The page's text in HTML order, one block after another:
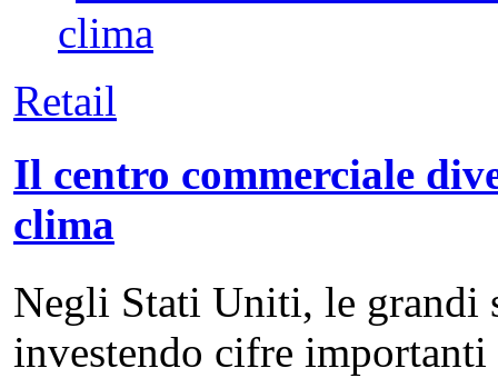
Retail
Il centro commerciale
clima
Negli Stati Uniti, le grandi
investendo cifre